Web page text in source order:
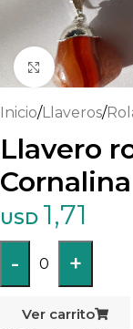
Haga clic
Inicio/Llaveros/
Llavero
Cornalina
USD 1,71
- 0 +
Ver carrito